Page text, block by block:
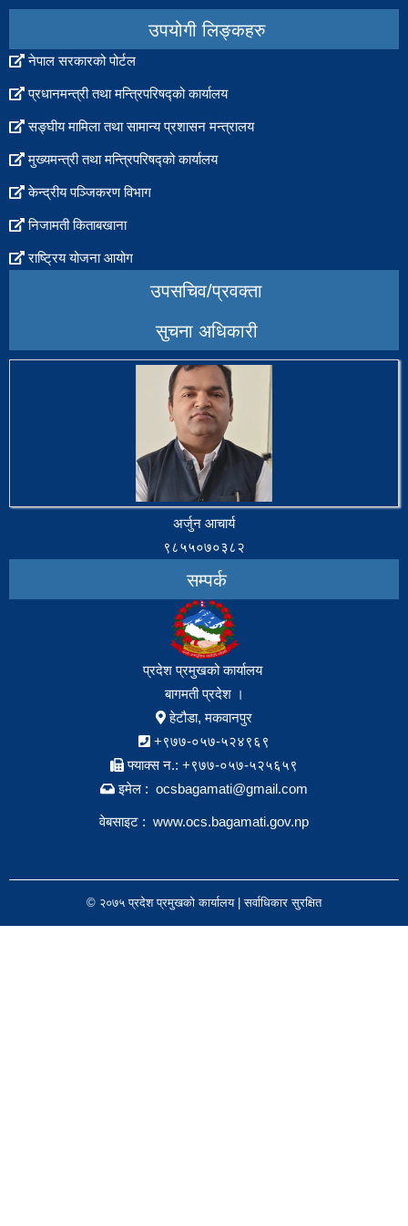
उपयोगी लिङ्कहरु
नेपाल सरकारको पोर्टल
प्रधानमन्त्री तथा मन्त्रिपरिषद्को कार्यालय
सङ्घीय मामिला तथा सामान्य प्रशासन मन्त्रालय
मुख्यमन्त्री तथा मन्त्रिपरिषद्को कार्यालय
केन्द्रीय पञ्जिकरण विभाग
निजामती किताबखाना
राष्ट्रिय योजना आयोग
उपसचिव/प्रवक्ता
सुचना अधिकारी
अर्जुन आचार्य
९८५५०७०३८२
सम्पर्क
प्रदेश प्रमुखको कार्यालय
बागमती प्रदेश ।
हेटौडा, मकवानपुर
+९७७-०५७-५२४९६९
फ्याक्स न.: +९७७-०५७-५२५६५९
इमेल : ocsbagamati@gmail.com
वेबसाइट : www.ocs.bagamati.gov.np
© २०७५ प्रदेश प्रमुखको कार्यालय | सर्वाधिकार सुरक्षित